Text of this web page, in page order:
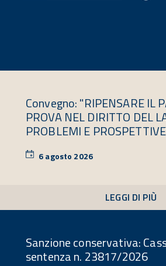
Convegno: "RIPENSARE IL
PROVA NEL DIRITTO DEL
PROBLEMI E
6 agosto 20266
LEGGI DI PIÙ
Sanzione conservativa:
sentenza n. 23817/2026